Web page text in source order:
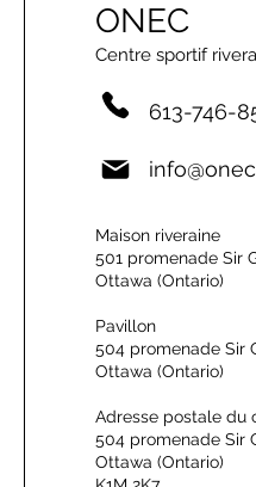
ONEC
Centre sportif
613-746-
Maison riveraine
501 promenade Sir
Ottawa (Ontario)
Pavillon
504 promenade Sir
Ottawa (Ontario)
Adresse postale du
504 promenade Sir
Ottawa (Ontario)